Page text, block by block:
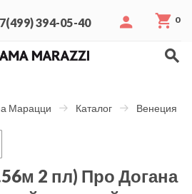
394-05-40 0
Марацци Каталог Венеция
2 пл) Про Догана